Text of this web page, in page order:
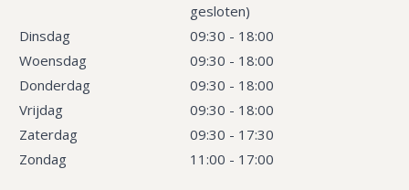
gesloten)
Dinsdag
09:30 - 18:00
Woensdag
09:30 - 18:00
Donderdag
09:30 - 18:00
Vrijdag
09:30 - 18:00
Zaterdag
09:30 - 17:30
Zondag
11:00 - 17:00